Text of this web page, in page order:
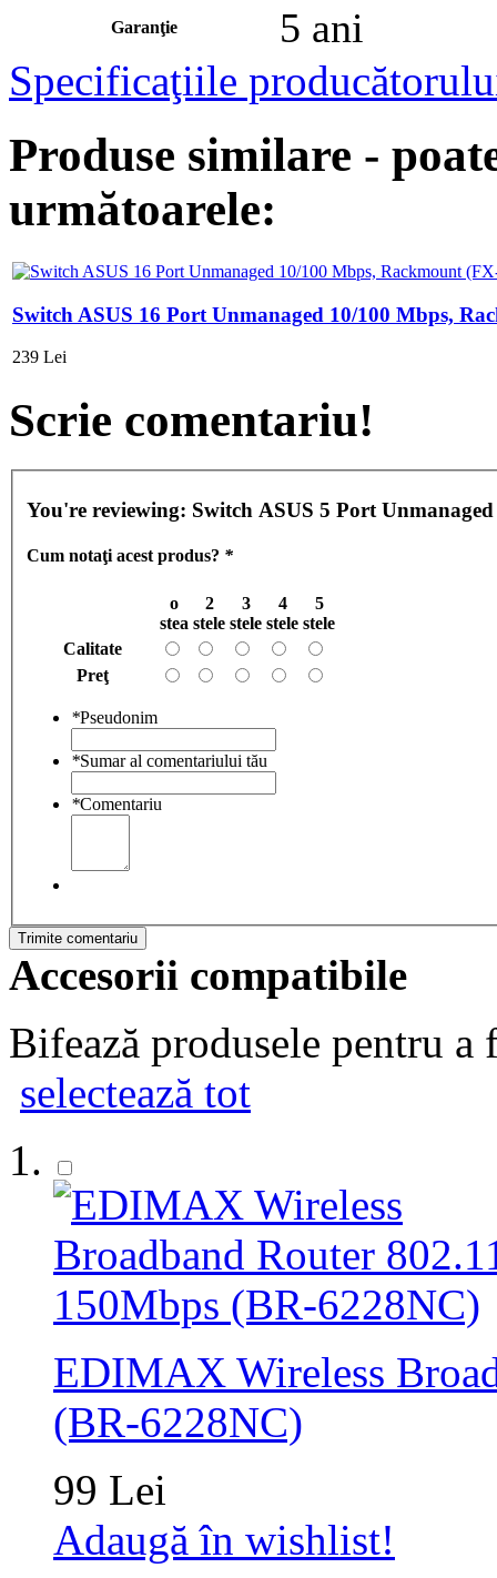
Garanţie 5 ani
Specificaţiile
Produse similare -
următoarele:
Switch ASUS 16 Port Unmanaged 10/100 Mbps,
239 Lei
Scrie comentariu!
You're reviewing: Switch ASUS 5 Port
Cum notaţi acest produs? *
o
stea
2
stele
3
stele
4
stele
5
stele
Calitate
Preţ
*Pseudonim
*Sumar al comentariului tău
*Comentariu
Trimite comentariu
Accesorii compatibile
Bifează produsele pentru a
selectează tot
EDIMAX Wireless
(BR-6228NC)
99 Lei
Adaugă în wishlist!